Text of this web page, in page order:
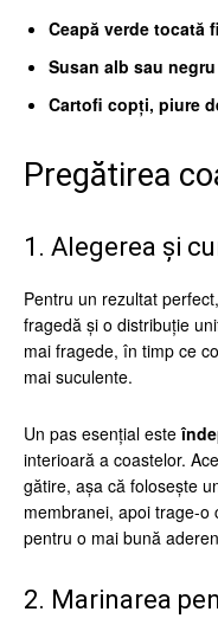
Ceapă verde tocată
Susan alb sau negru
Cartofi copți, piure
Pregătirea
1. Alegerea și
Pentru un rezultat
fragedă și o distribuție
mai fragede, în timp ce
mai suculente.
Un pas esențial este
interioară a coastelor.
gătire, așa că folosește
membranei, apoi trage-
pentru o mai bună
2. Marinarea